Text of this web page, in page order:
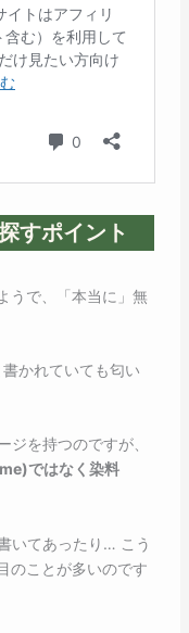
すポイント
うで、「本当に」無
かれていても匂い
を持つのですが、
ではなく染料
いてあったり… こう
のことが多いのです